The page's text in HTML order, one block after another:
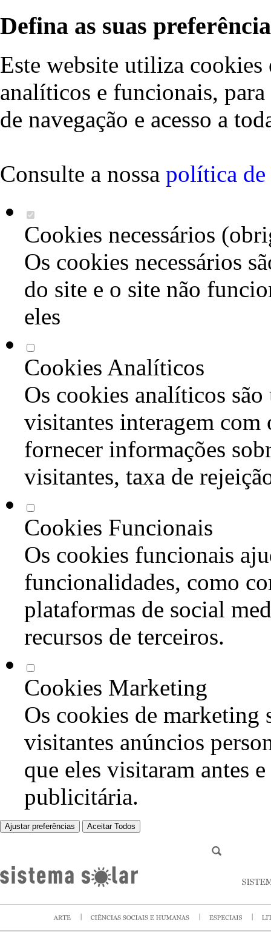
Defina as suas
Este website utiliza cookies
analíticos e funcionais,
de navegação e acesso a
Consulte a nossa política de
Cookies necessários
Os cookies necessários
do site e o site não
eles
Cookies Analíticos
Os cookies analíticos são
visitantes interagem com
fornecer informações
visitantes, taxa de
Cookies Funcionais
Os cookies funcionais
funcionalidades, como
plataformas de social
recursos de terceiros.
Cookies Marketing
Os cookies de marketing
visitantes anúncios
que eles visitaram antes
publicitária.
Ajustar preferências Aceitar Todos